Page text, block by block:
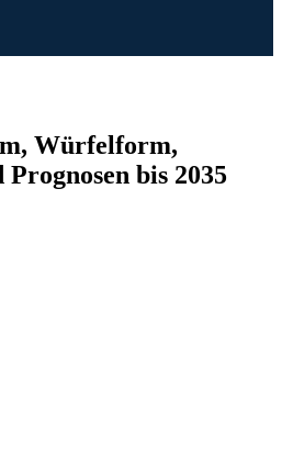
Würfelform,
bis 2035